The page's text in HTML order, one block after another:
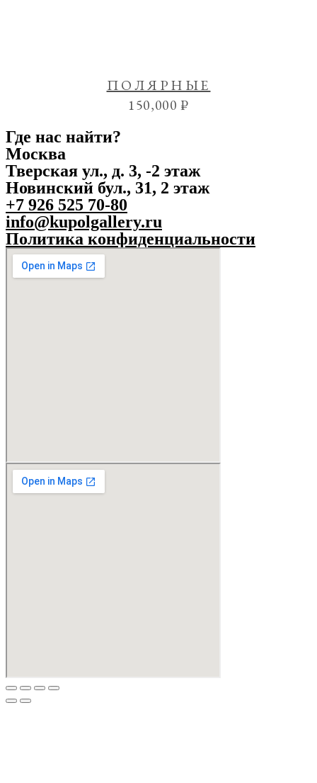
ПОЛЯРНЫЕ
150,000₽
Где нас найти?
Москва
Тверская ул., д. 3, -2 этаж
Новинский бул., 31, 2 этаж
+7 926 525 70-80
info@kupolgallery.ru
Политика конфиденциальности